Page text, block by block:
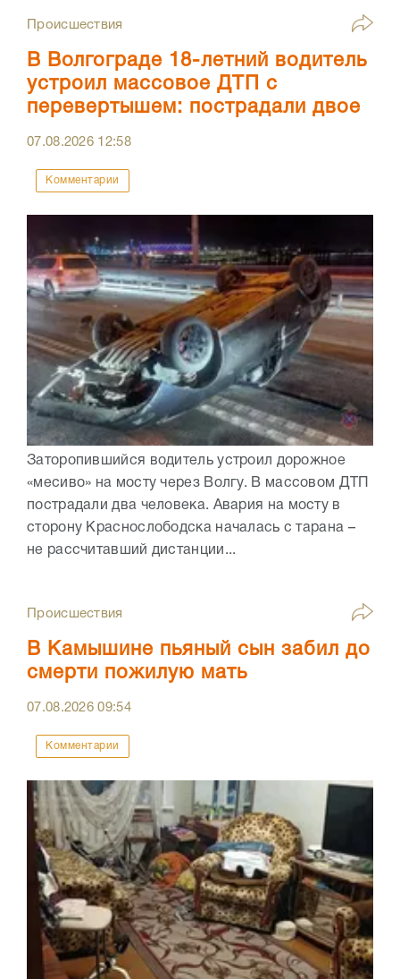
Происшествия
В Волгограде 18-летний водитель
устроил массовое ДТП с
перевертышем: пострадали двое
07.08.2026 12:58
Комментарии
Заторопившийся водитель устроил дорожное
«месиво» на мосту через Волгу. В массовом ДТП
пострадали два человека. Авария на мосту в
сторону Краснослободска началась с тарана –
не рассчитавший дистанции...
Происшествия
В Камышине пьяный сын забил до
смерти пожилую мать
07.08.202609:54
Комментарии